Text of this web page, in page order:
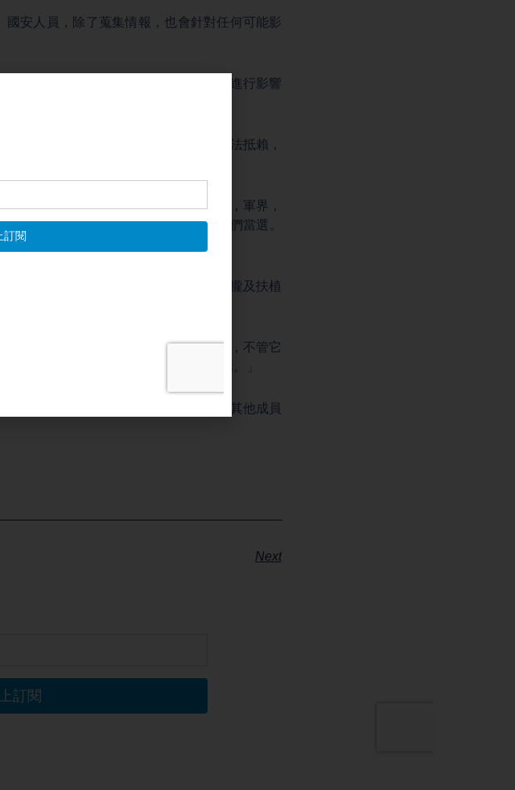
安人員，除了蒐集情報，也會針對任何可能影
些單位去情收，或者收買或拉攏，來進行影響
顧相關國家的人權跟法律。」
法院依法審理的，證據充分，中共無法抵賴，
角，深入到他們所在國的政界，商界，軍界，
政。比如說幫助特定的候選人，讓他們當選。
法律等等。」
錢、人脈及各種利益交換，遊說、拉攏及扶植
的抵賴，這個也是中共它的規定動作，不管它
要第一時間就要矢口否認，睜眼說瞎話。」
決作為反擊武器。很可能被五眼聯盟其他成員
Next